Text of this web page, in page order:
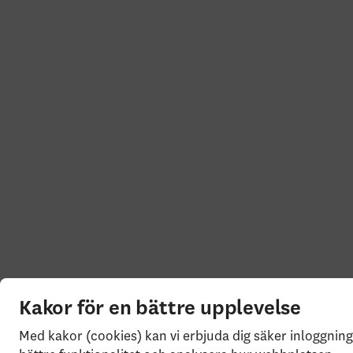
Kakor för en bättre upplevelse
Med kakor (cookies) kan vi erbjuda dig säker